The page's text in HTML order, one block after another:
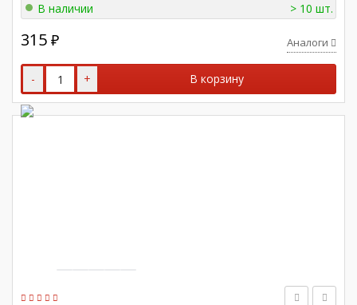
В наличии > 10 шт.
315 ₽ Аналоги
- + В корзину